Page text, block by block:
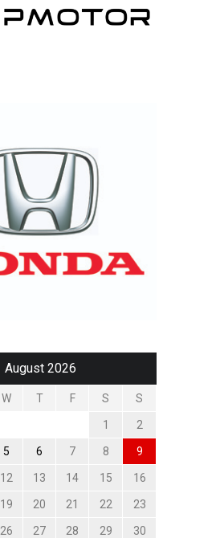
August 2026
W T F S S
1 2
5 6 7 8 9
12 13 14 15 16
19 20 21 22 23
26 27 28 29 30